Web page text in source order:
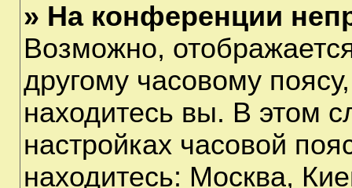
» На конференции
Возможно,
другому часовому
находитесь вы. В этом
настройках часовой
находитесь: Москва,